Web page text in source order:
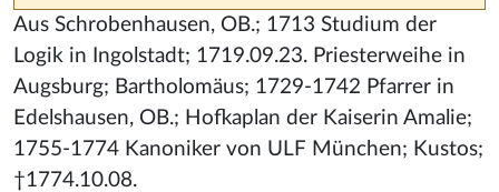
Aus Schrobenhausen, OB.; 1713 Studium der
Logik in Ingolstadt; 1719.09.23. Priesterweihe in
Augsburg; Bartholomäus; 1729-1742 Pfarrer in
Edelshausen, OB.; Hofkaplan der Kaiserin Amalie;
1755-1774 Kanoniker von ULF München; Kustos;
†1774.10.08.